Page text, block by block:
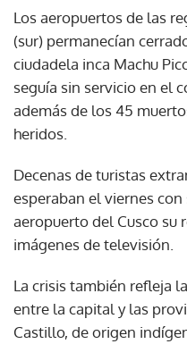
Los aeropuertos de las
(sur) permanecían
ciudadela inca Machu
seguía sin servicio en el
además de los 45
heridos.
Decenas de turistas
esperaban el viernes
aeropuerto del Cusco su
imágenes de televisión.
La crisis también refleja
entre la capital y las
Castillo, de origen